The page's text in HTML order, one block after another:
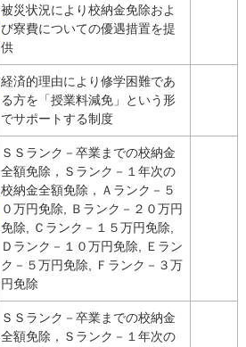
被災状況により校納金免除およ
び寮費についての優遇措置を提
供
経済的理由により修学困難であ
る方を「授業料減免」という形
でサポートする制度
ＳＳランク－卒業までの校納金
全額免除，Ｓランク－１年次の
校納金全額免除，Ａランク－５
０万円免除, Ｂランク－２０万円
免除, Ｃランク－１５万円免除,
Ｄランク－１０万円免除, Ｅラン
ク－５万円免除, Ｆランク－３万
円免除
ＳＳランク－卒業までの校納金
全額免除，Ｓランク－１年次の